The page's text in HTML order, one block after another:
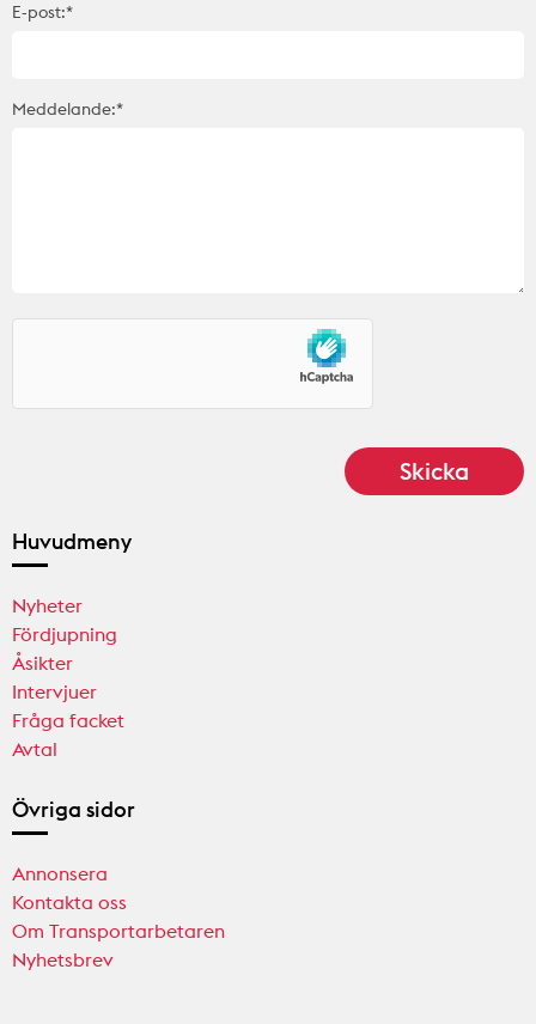
E-post:*
Meddelande:*
Huvudmeny
Nyheter
Fördjupning
Åsikter
Intervjuer
Fråga facket
Avtal
Övriga sidor
Annonsera
Kontakta oss
Om Transportarbetaren
Nyhetsbrev